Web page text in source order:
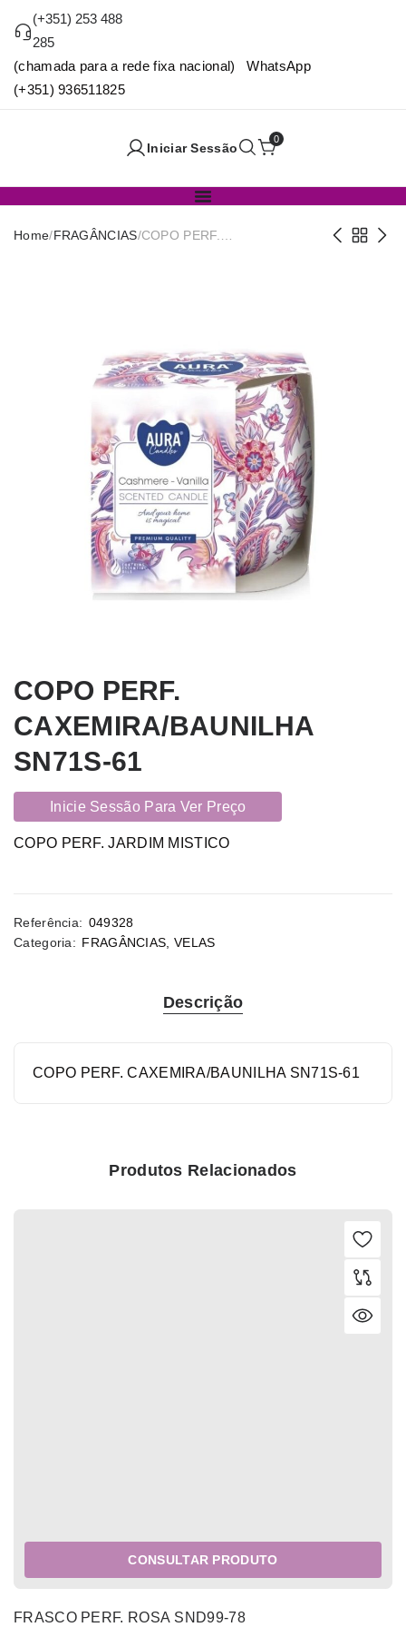
(+351) 253 488
285
(chamada para a rede fixa nacional) WhatsApp
(+351) 936511825
Iniciar Sessão
0
Home/FRAGÂNCIAS/COPO PERF.
COPO PERF.
CAXEMIRA/BAUNILHA
SN71S-61
Inicie Sessão Para Ver Preço
COPO PERF. JARDIM MISTICO
Referência: 049328
Categoria: FRAGÂNCIAS VELAS
Descrição
COPO PERF. CAXEMIRA/BAUNILHA SN71S-61
Produtos Relacionados
CONSULTAR PRODUTO
FRASCO PERF. ROSA SND99-78